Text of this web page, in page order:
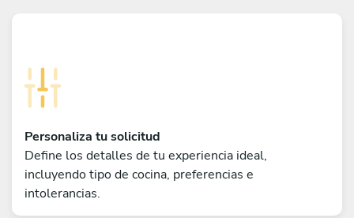
Personaliza tu solicitud
Define los detalles de tu experiencia ideal,
incluyendo tipo de cocina, preferencias e
intolerancias.